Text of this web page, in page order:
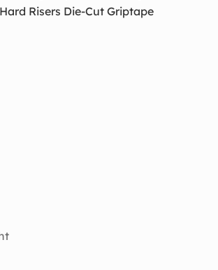
Risers Die-Cut Griptape